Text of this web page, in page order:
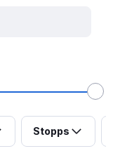
Stopps